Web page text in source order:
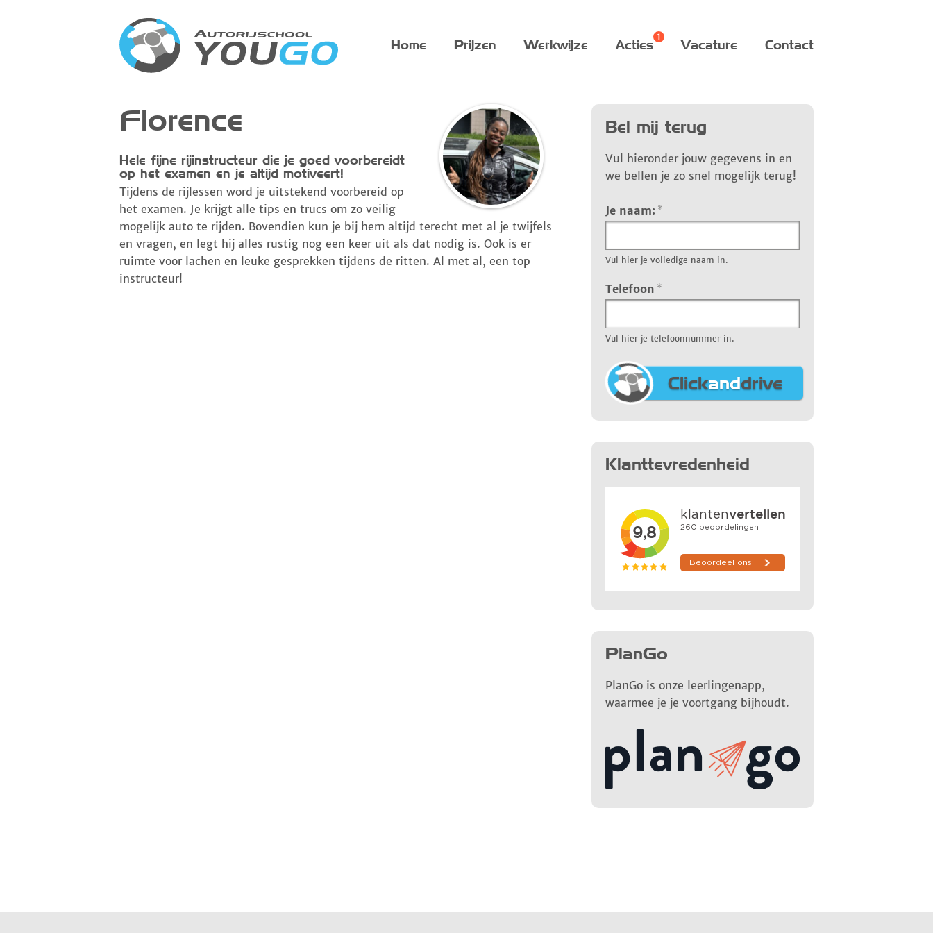
Home Prijzen Werkwijze Acties Vacature Contact
Florence
Hele fijne rijinstructeur die je goed voorbereidt
op het examen en je altijd motiveert!
Tijdens de rijlessen word je uitstekend voorbereid op
het examen. Je krijgt alle tips en trucs om zo veilig
mogelijk auto te rijden. Bovendien kun je bij hem altijd terecht met al je twijfels
en vragen, en legt hij alles rustig nog een keer uit als dat nodig is. Ook is er
ruimte voor lachen en leuke gesprekken tijdens de ritten. Al met al, een top
instructeur!
Bel mij terug
Vul hieronder jouw gegevens in en
we bellen je zo snel mogelijk terug!
Je naam: *
Vul hier je volledige naam in.
Telefoon *
Vul hier je telefoonnummer in.
Clickanddrive
Klanttevredenheid
PlanGo
PlanGo is onze leerlingenapp,
waarmee je je voortgang bijhoudt.